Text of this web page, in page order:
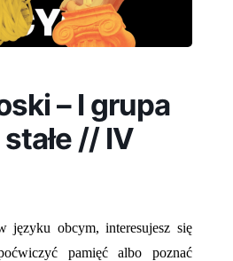
– I grupa
// IV
języku obcym, interesujesz się
pamięć albo poznać